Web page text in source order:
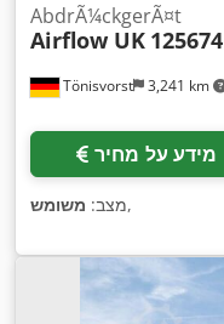
Tönisvorst 3,241 km
AbdrÃ¼ckgerÃ¤t
Airflow UK 125674
מידע על מחיר
מצב: משומש ,